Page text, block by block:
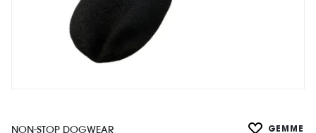
NON-STOP DOGWEAR GEMME